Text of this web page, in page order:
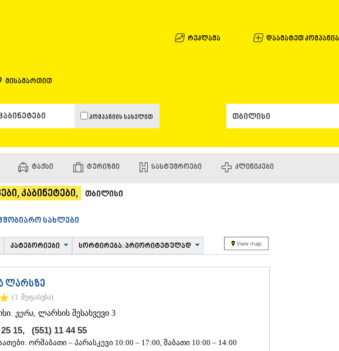
რეკლამა დაამატეთ კომპანია
მისამართით
კომპანიის სახელით
ᲐᲭᲐᲠᲐ
ᲩᲐᲥᲕᲘ
ᲚᲐᲜᲩᲮᲣᲗᲘ
ᲩᲝᲮᲐᲢᲐᲣᲠᲘ
ᲗᲔᲠᲯᲝᲚᲐ
ᲡᲐᲛᲢᲠᲔᲓᲘᲐ
ᲡᲐᲩᲮᲔᲠᲔ
ᲢᲐᲥᲡᲘ ᲢᲣᲠᲘᲖᲛᲘ ᲡᲐᲡᲢᲣᲛᲠᲝᲔᲑᲘ
ᲙᲚᲘᲜᲘᲙᲔᲑᲘ
კაბინეტები, თბილისი
სახლები
კატეგორიები სორტირება: პრიორიტეტულად
ლარსზე
(1 შეფასება)
ვერა , ლარსის შესახვევი 3
25 15, (551) 11 44 55
ორშაბათი – პარასკევი 10:00 – 17:00, შაბათი 10:00 – 14:00